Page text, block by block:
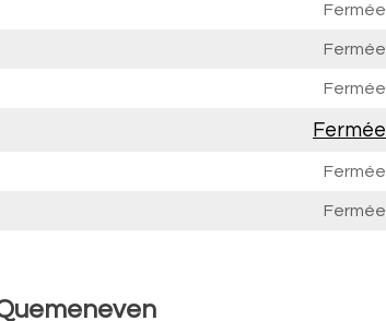
Fermée
Fermée
Fermée
Fermée
Fermée
Fermée